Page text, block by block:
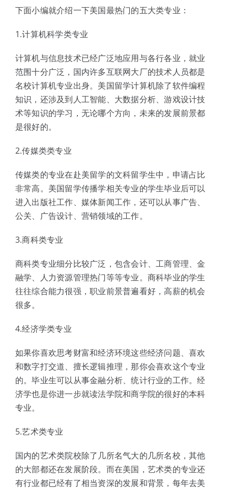
下面小编就介绍一下美国最热门的五大类专业：
1.计算机科学类专业
计算机与信息技术已经广泛地应用与各行各业，就业
范围十分广泛，国内许多互联网大厂的技术人员都是
名校计算机专业出身。美国留学计算机除了软件编程
知识，还涉及到人工智能、大数据分析、游戏设计技
术等知识的学习，无论哪个方向，未来的发展前景都
是很好的。
2.传媒类类专业
传媒类的专业在赴美留学的文科留学生中，申请占比
非常高。美国留学传播学相关专业的学生毕业后可以
进入出版社工作、媒体新闻工作，还可以从事广告、
公关、广告设计、营销领域的工作。
3.商科类专业
商科类专业细分比较广泛，包含会计、工商管理、金
融学、人力资源管理热门等等专业。商科毕业的学生
往往综合能力很强，职业前景普遍看好，高薪的机会
很多。
4.经济学类专业
如果你喜欢思考财富和经济环境这些经济问题、喜欢
和数字打交道、擅长逻辑推理，那你会喜欢这个专业
的。毕业生可以从事金融分析、统计行业的工作。经
济学也是你进一步就读法学院和商学院的很好的本科
专业。
5.艺术类专业
国内的艺术类院校除了几所名气大的几所名校，其他
的大部都还在发展阶段。而在美国，艺术类的专业还
有行业都已经有了相当资深的发展和背景，每年去美